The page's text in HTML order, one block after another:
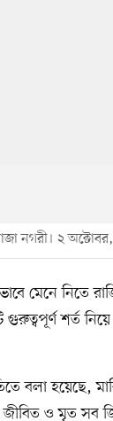
নগরী। ২
মেনে নিতে
গুরুত্বপূর্ণ শর্ত
বলা হয়েছে,
জীবিত ও মৃত